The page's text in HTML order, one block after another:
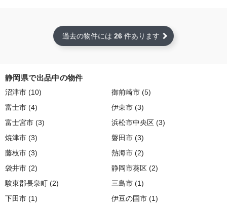
過去の物件には 26 件あります
静岡県で出品中の物件
沼津市 (10) 御前崎市 (5)
富士市 (4) 伊東市 (3)
富士宮市 (3) 浜松市中央区 (3)
焼津市 (3) 磐田市 (3)
藤枝市 (3) 熱海市 (2)
袋井市 (2) 静岡市葵区 (2)
駿東郡長泉町 (2) 三島市 (1)
下田市 (1) 伊豆の国市 (1)